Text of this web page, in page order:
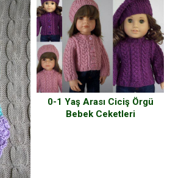
0-1 Yaş Arası Ciciş Örgü
Bebek Ceketleri